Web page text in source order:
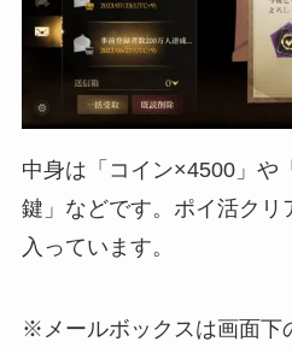
中身は「コイン×4500」や
鍵」などです。ポイ活クリ
入っています。
※メールボックスは画面下